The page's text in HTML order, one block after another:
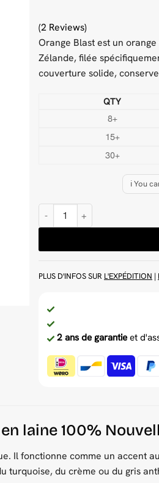
(2 Reviews)
Orange Blast est un
Zélande, filée
couverture solide,
QTY
8+
15+
30+
ℹ️ You
quantité de Orange Blast 500
PLUS D'INFOS SUR L'EXPÉDITION |
2 ans de garantieet
laine 100%
Il fonctionne comme un accent
turquoise, du crème ou du gris